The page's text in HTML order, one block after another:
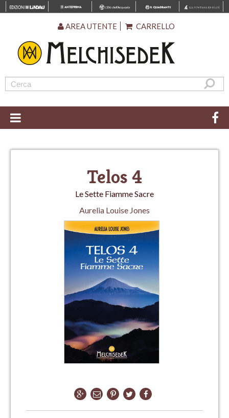
AREA UTENTE CARRELLO
Telos 4
Le Sette Fiamme Sacre
Aurelia Louise Jones